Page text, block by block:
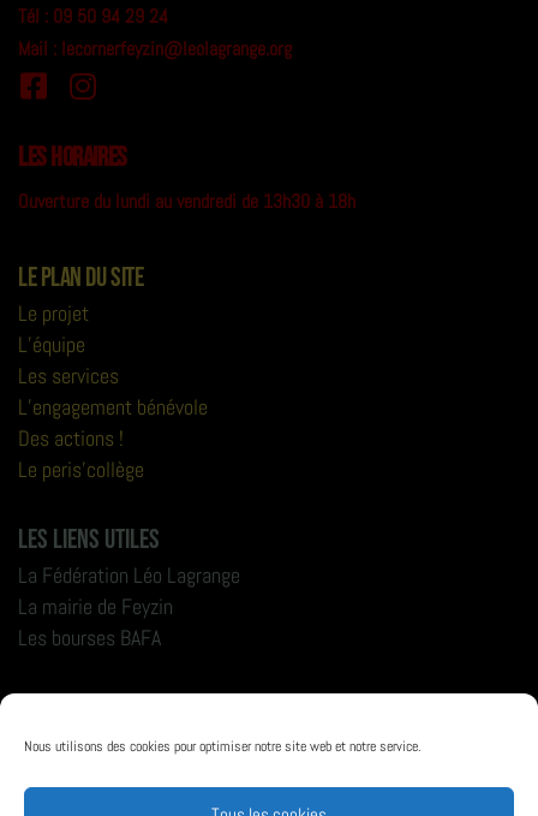
Nous utilisons des cookies pour optimiser notre site web et notre service.
Tél : 09 50 94 29 24
Mail : lecornerfeyzin@leolagrange.org
Les horaires
Ouverture du lundi au vendredi de 13h30 à 18h
Le plan du site
Le projet
L’équipe
Les services
L’engagement bénévole
Des actions !
Le peris’collège
Les liens utiles
La Fédération Léo Lagrange
La mairie de Feyzin
Les bourses BAFA